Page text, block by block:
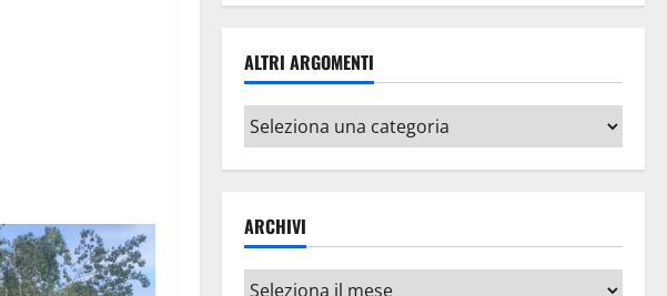
ALTRI ARGOMENTI
Altri
argomenti
ARCHIVI
Archivi